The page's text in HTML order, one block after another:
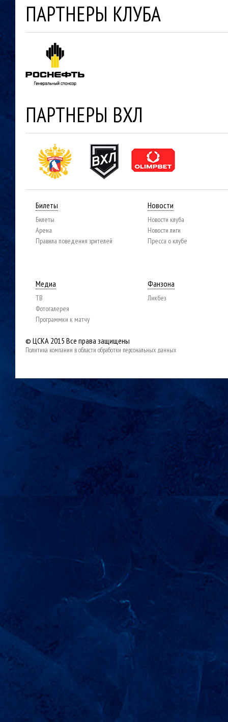
ПАРТНЕРЫ КЛУБА
ПАРТНЕРЫ ВХЛ
Билеты
Билеты
Арена
Правила поведения зрителей
Новости
Новости клуба
Новости лиги
Пресса о клубе
Медиа
ТВ
Фотогалерея
Программки к матчу
Фанзона
Ликбез
© ЦСКА 2015 Все права защищены
Политика компании в области обработки персональных данных